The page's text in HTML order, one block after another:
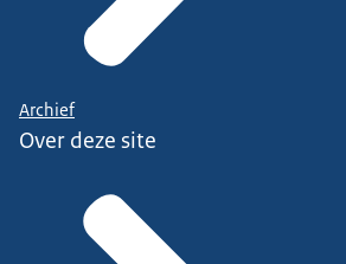
Archief
Over deze site